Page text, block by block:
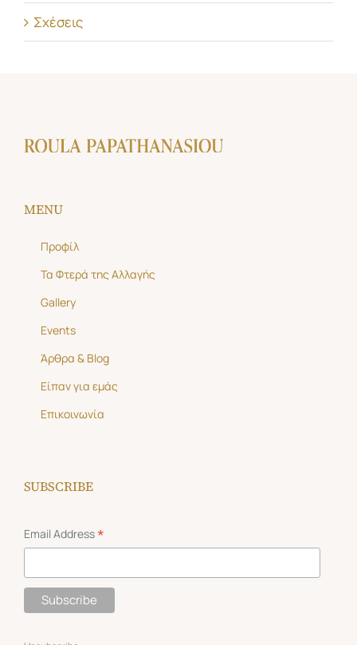
Σχέσεις
MENU
Προφίλ
Τα Φτερά της Αλλαγής
Gallery
Events
Άρθρα & Blog
Είπαν για εμάς
Επικοινωνία
SUBSCRIBE
Email Address*